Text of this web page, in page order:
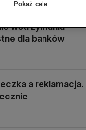
wstrzymania
dla banków
a reklamacja.
Pokaż cele